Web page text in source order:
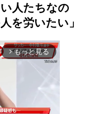
人たちなの
を労いたい」
arrow_forward_ios もっと見る